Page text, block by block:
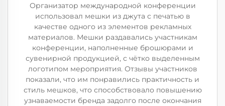
Организатор международной конференции
использовал мешки из джута с печатью в
качестве одного из элементов рекламных
материалов. Мешки раздавались участникам
конференции, наполненные брошюрами и
сувенирной продукцией, с чётко выделенным
логотипом мероприятия. Отзывы участников
показали, что им понравились практичность и
стиль мешков, что способствовало повышению
узнаваемости бренда задолго после окончания